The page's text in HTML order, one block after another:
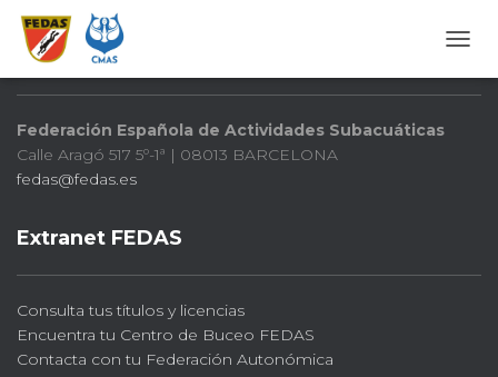
FEDAS
Federación Española de Actividades Subacuáticas
Calle Aragó 517 5º-1ª | 08013 BARCELONA
fedas@fedas.es
Extranet FEDAS
Consulta tus títulos y licencias
Encuentra tu Centro de Buceo FEDAS
Contacta con tu Federación Autonómica